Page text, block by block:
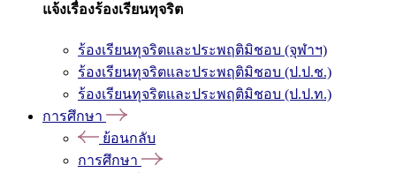
แจ้งเรื่องร้องเรียนทุจริต
ร้องเรียนทุจริตและประพฤติมิชอบ (จุฬาฯ)
ร้องเรียนทุจริตและประพฤติมิชอบ (ป.ป.ช.)
ร้องเรียนทุจริตและประพฤติมิชอบ (ป.ป.ท.)
การศึกษา
ย้อนกลับ
การศึกษา